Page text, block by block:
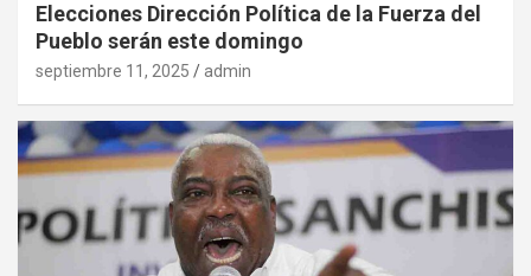
Elecciones Dirección Política de la Fuerza del
Pueblo serán este domingo
septiembre 11, 2025 admin